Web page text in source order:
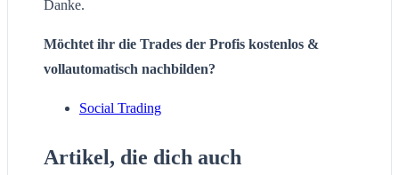
Danke.
Möchtet ihr die Trades der Profis kostenlos &
vollautomatisch nachbilden?
Social Trading
Artikel, die dich auch